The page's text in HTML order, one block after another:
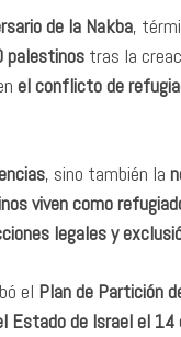
de la Nakba,
palestinos tras la
el conflicto de
, sino también la
viven como
legales y
el Plan de Partición
Estado de Israel el